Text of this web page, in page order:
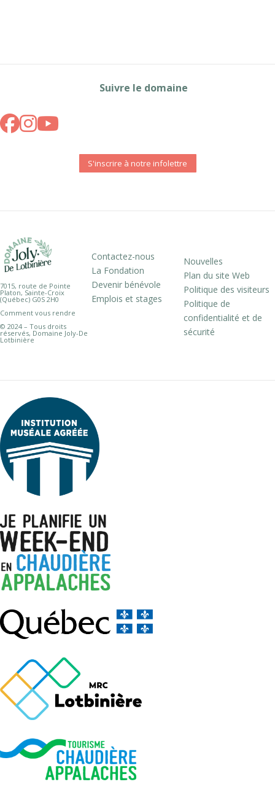
Suivre le domaine
S'inscrire à notre infolettre
7015, route de Pointe
Platon, Sainte-Croix
(Québec) G0S 2H0
Comment vous rendre
© 2024 – Tous droits
réservés, Domaine Joly-De
Lotbinière
Contactez-nous
La Fondation
Devenir bénévole
Emplois et stages
Nouvelles
Plan du site Web
Politique des visiteurs
Politique de
confidentialité et de
sécurité